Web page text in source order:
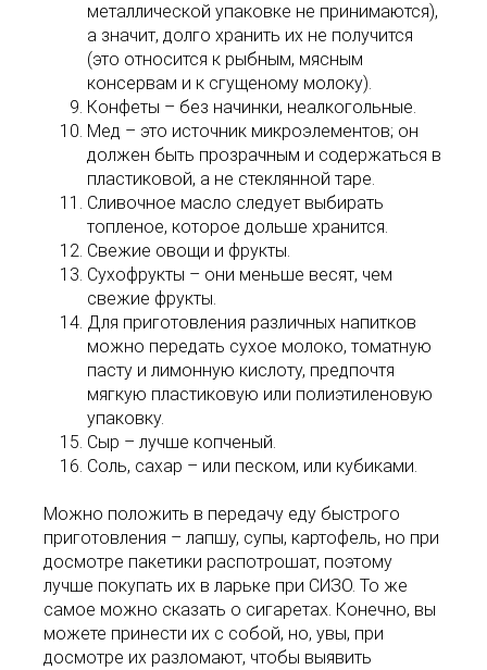
металлической упаковке не принимаются),
а значит, долго хранить их не получится
(это относится к рыбным, мясным
консервам и к сгущеному молоку).
Конфеты – без начинки, неалкогольные.
Мед – это источник микроэлементов; он
должен быть прозрачным и содержаться в
пластиковой, а не стеклянной таре.
Сливочное масло следует выбирать
топленое, которое дольше хранится.
Свежие овощи и фрукты.
Сухофрукты – они меньше весят, чем
свежие фрукты.
Для приготовления различных напитков
можно передать сухое молоко, томатную
пасту и лимонную кислоту, предпочтя
мягкую пластиковую или полиэтиленовую
упаковку.
Сыр – лучше копченый.
Соль, сахар – или песком, или кубиками.
Можно положить в передачу еду быстрого
приготовления – лапшу, супы, картофель, но при
досмотре пакетики распотрошат, поэтому
лучше покупать их в ларьке при СИЗО. То же
самое можно сказать о сигаретах. Конечно, вы
можете принести их с собой, но, увы, при
досмотре их разломают, чтобы выявить